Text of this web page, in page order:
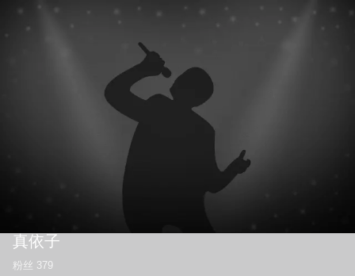
真依子
粉丝 379